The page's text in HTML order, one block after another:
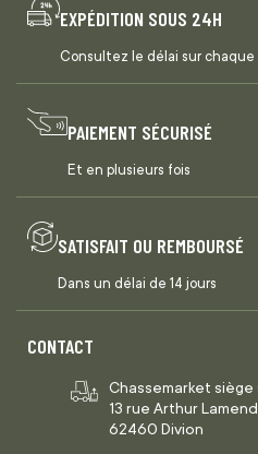
EXPÉDITION SOUS 24H
Consultez le délai sur chaque
PAIEMENT SÉCURISÉ
Et en plusieurs fois
SATISFAIT OU REMBOURSÉ
Dans un délai de 14 jours
CONTACT
Chassemarket siège
13 rue Arthur
62460 Divion